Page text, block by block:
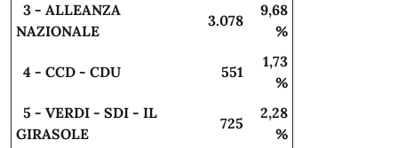
3 - ALLEANZA
NAZIONALE
3.078
9,68
%
4 - CCD - CDU 551
1,73
%
5 - VERDI - SDI - IL
GIRASOLE
725
2,28
%